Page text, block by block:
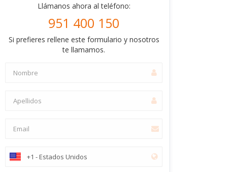
Llámanos ahora al teléfono:
951 400 150
Si prefieres rellene este formulario y nosotros
te llamamos.